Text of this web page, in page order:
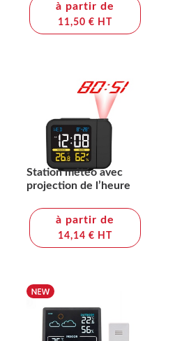
à partir de
11,50 € HT
Station météo avec
projection de l’heure
à partir de
14,14 € HT